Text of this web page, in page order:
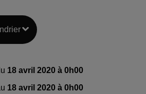
18 avril 2020 à 0h00
18 avril 2020 à 0h00